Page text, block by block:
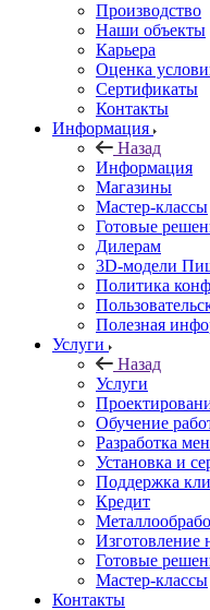
Производство
Наши объекты
Карьера
Оценка
Сертификаты
Контакты
Информация
Назад
Информация
Магазины
Мастер-классы
Готовые
Дилерам
3D-модели
Политика
Полезная
Услуги
Назад
Услуги
Обучение
Разработка
Установка и
Поддержка
Кредит
Изготовление
Готовые
Мастер-классы
Контакты